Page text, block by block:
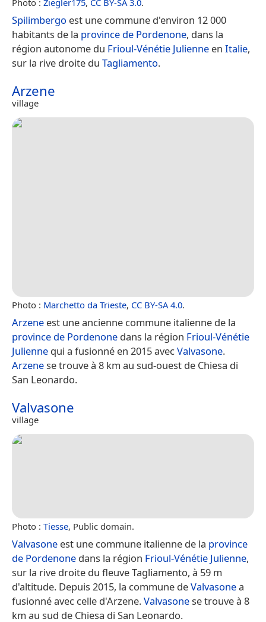
Photo : Ziegler175, CC BY-SA 3.0.
Spilimbergo est une commune d'environ 12 000
habitants de la province de Pordenone, dans la
région autonome du Frioul-Vénétie Julienne en Italie,
sur la rive droite du Tagliamento.
Arzene
village
Photo : Marchetto da Trieste, CC BY-SA 4.0.
Arzene est une ancienne commune italienne de la
province de Pordenone dans la région Frioul-Vénétie
Julienne qui a fusionné en 2015 avecValvasone.
Arzenese trouve à 8 km au sud-ouest de Chiesa di
San Leonardo.
Valvasone
village
Photo : Tiesse, Public domain.
Valvasone est une commune italienne de la province
de Pordenone dans la région Frioul-Vénétie Julienne,
sur la rive droite du fleuve Tagliamento, à 59 m
d'altitude. Depuis 2015, la commune deValvasonea
fusionné avec celle d'Arzene.Valvasonese trouve à 8
km au sud de Chiesa di San Leonardo.